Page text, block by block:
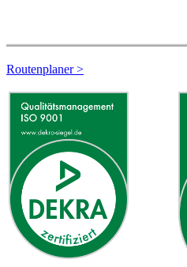
Routenplaner >